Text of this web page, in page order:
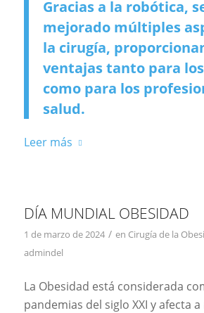
Gracias a la robótica,
mejorado múltiples
la cirugía,
ventajas tanto para
como para los
salud.
Leer más
DÍA MUNDIAL OBESIDAD
1 de marzo de 2024 / en Cirugía de la
admindel
La Obesidad está considerada
pandemias del siglo XXI y afecta